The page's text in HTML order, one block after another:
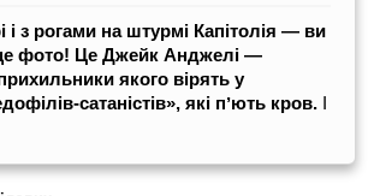
і з рогами на штурмі Капітолія — ви
фото! Це Джейк Анджелі —
якого вірять у
сатаністів», які пʼють кров. І